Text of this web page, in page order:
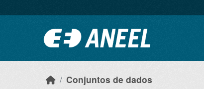
Conjuntos de dados